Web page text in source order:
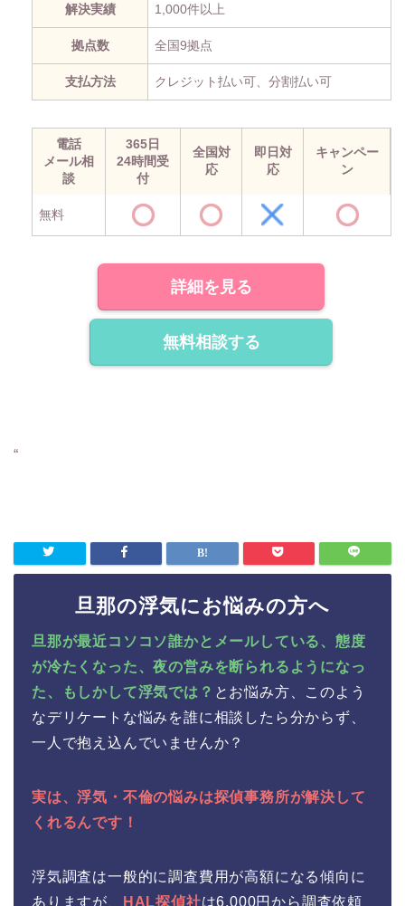
解決実績 1,000件以上
拠点数 全国9拠点
支払方法 クレジット払い可、分割払い可
電話
メール相
談
365日
24時間受
付
全国対
応
即日対
応
キャンペー
ン
無料
詳細を見る
無料相談する
“
旦那の浮気にお悩みの方へ
旦那が最近コソコソ誰かとメールしている、態度
が冷たくなった、夜の営みを断られるようになっ
た、もしかして浮気では？ とお悩み方、このよう
なデリケートな悩みを誰に相談したら分からず、
一人で抱え込んでいませんか？
実は、浮気・不倫の悩みは探偵事務所が解決して
くれるんです！
浮気調査は一般的に調査費用が高額になる傾向に
ありますが、
HAL探偵社は6,000円から調査依頼